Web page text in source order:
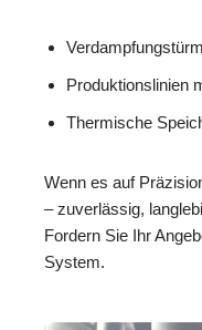
Produktionslinien
Thermische
Wenn es auf
– zuverlässig,
Fordern Sie Ihr
System.